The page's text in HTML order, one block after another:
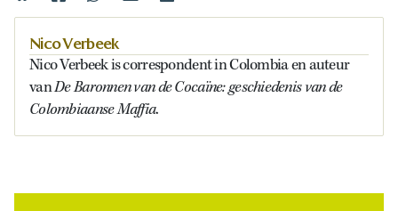
Nico Verbeek
Nico Verbeek is correspondent in Colombia en auteur
vanDe Baronnen van de Cocaïne: geschiedenis van de
Colombiaanse Maffia.